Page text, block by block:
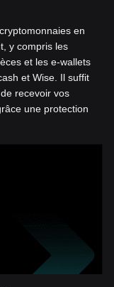
en
y compris les
et les e-wallets
et Wise. Il suffit
recevoir vos
une protection